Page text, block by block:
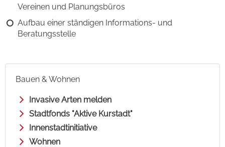
Vereinen und Planungsbüros
Aufbau einer ständigen Informations- und
Beratungsstelle
Bauen & Wohnen
Invasive Arten melden
Stadtfonds "Aktive Kurstadt"
Innenstadtinitiative
Wohnen